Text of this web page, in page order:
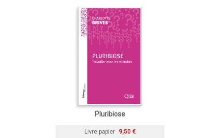
Pluribiose
Livre papier 9,50 €